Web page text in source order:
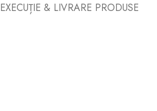
EXECUȚIE & LIVRARE PRODUSE